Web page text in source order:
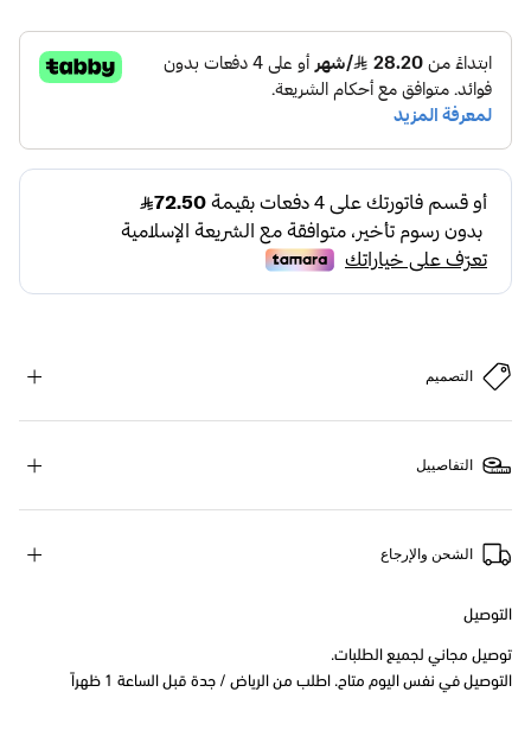
التصميم
التفاصييل
الشحن والإرجاع
التوصيل
توصيل مجاني لجميع الطلبات.
التوصيل في نفس اليوم متاح. اطلب من الرياض / جدة قبل الساعة 1 ظهراً